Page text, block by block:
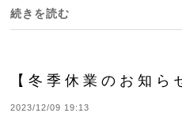
続きを読む
【冬季休業のお知ら
2023/12/09 19:13